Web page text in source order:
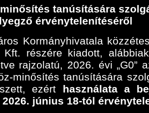
tanúsítására
érvénytelenítéséről
Kormányhivatala
Kft. részére kiadott,
rajzolatú, 2026. évi „G0”
minősítés tanúsítására
ezért használata a
június 18-tól